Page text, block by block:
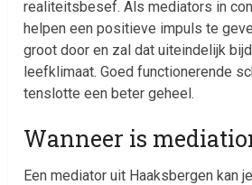
realiteitsbesef. Als mediators in
helpen een positieve impuls te
groot door en zal dat uiteindelijk
leefklimaat. Goed functionerende
tenslotte een beter geheel.
Wanneer is
Een mediator uit Haaksbergen kan